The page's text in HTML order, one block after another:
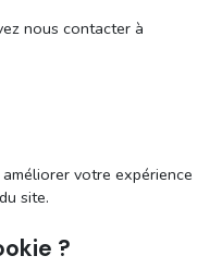
nous contacter à
votre expérience
site.
?